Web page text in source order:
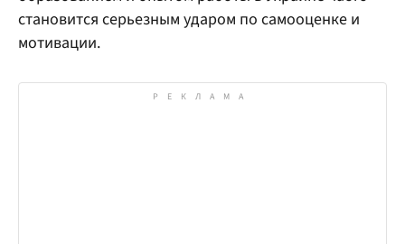
становится серьезным ударом по самооценке и
мотивации.